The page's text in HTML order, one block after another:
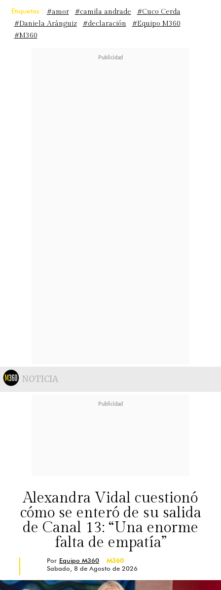
Etiquetas : #amor #camila andrade
#Cuco Cerda
#Daniela Aránguiz
#declaración
#Equipo M360
#M360
NOTICIA
Alexandra Vidal cuestionó
cómo se enteró de su salida
de Canal 13: “Una enorme
falta de empatía”
Por Equipo M360
M360
Sabado, 8 de Agosto de 2026